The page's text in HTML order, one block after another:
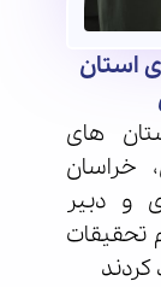
استان
های
خراسان
و دبیر
تحقیقات
کردند